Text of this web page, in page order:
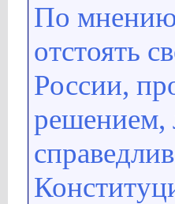
По мнению
отстоять
России,
решением,